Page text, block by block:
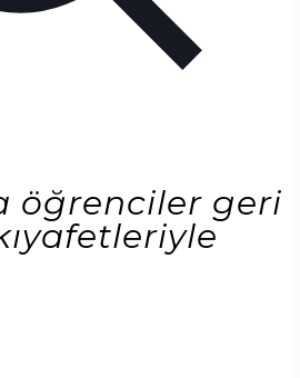
öğrenciler geri